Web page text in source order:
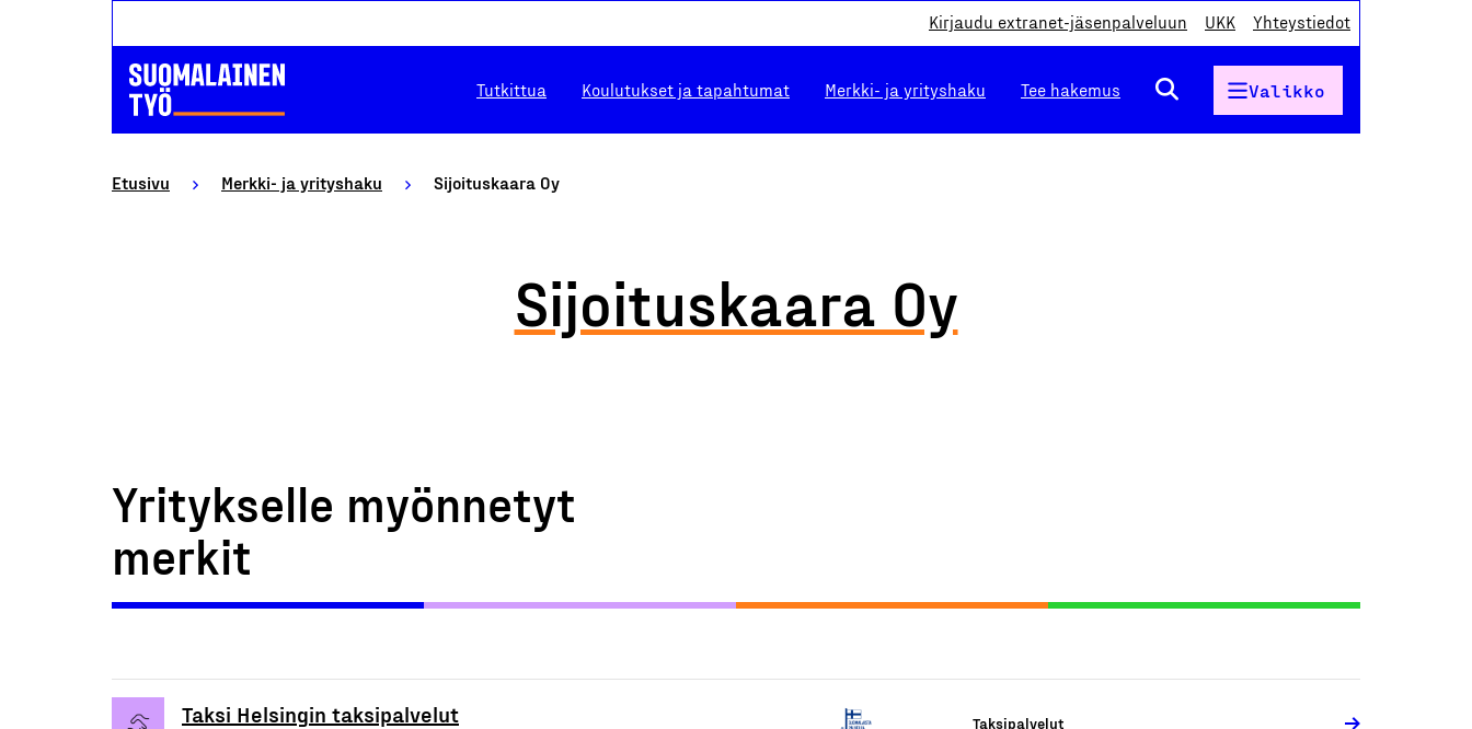
Kirjaudu extranet-jäsenpalveluun UKK Yhteystiedot
Tutkittua Koulutukset ja tapahtumat Merkki- ja yrityshaku Tee hakemus Valikko
Etusivu Merkki- ja yrityshaku Sijoituskaara Oy
Sijoituskaara Oy
Yritykselle myönnetyt
merkit
Taksi Helsingin taksipalvelut Taksipalvelut